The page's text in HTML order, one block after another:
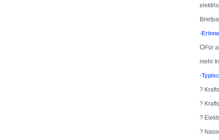
·
OFür
mehr
·
?
?
?
?